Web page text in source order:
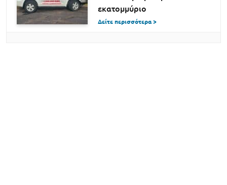
εκατομμύριο
Δείτε περισσότερα >